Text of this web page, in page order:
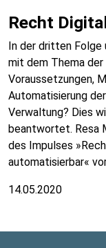
Recht
In der dritten Folge
mit dem Thema der
Voraussetzungen,
Automatisierung
Verwaltung? Dies
beantwortet. Resa
des Impulses
automatisierbar«
14.05.2020